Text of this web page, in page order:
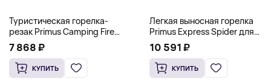
Туристическая горелка-
резак Primus Camping Fire
Starter (Насадка на баллон)
7 868 ₽
КУПИТЬ
Легкая выносная горелка
Primus Express Spider для
быстрого кипячения,
стальной
10 591 ₽
КУПИТЬ